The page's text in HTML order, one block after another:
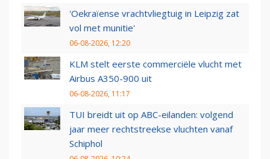
'Oekraïense vrachtvliegtuig in Leipzig zat
vol met munitie'
06-08-2026, 12:20
KLM stelt eerste commerciële vlucht met
Airbus A350-900 uit
06-08-2026, 11:17
TUI breidt uit op ABC-eilanden: volgend
jaar meer rechtstreekse vluchten vanaf
Schiphol